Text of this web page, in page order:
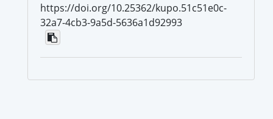
https://doi.org/10.25362/kupo.51c51e0c-
32a7-4cb3-9a5d-5636a1d92993